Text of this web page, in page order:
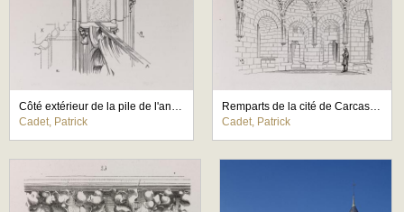
Côté extérieur de la pile de l'angle rentrant du choeur et du transept de Saint-Nazaire de Carcassonne
Cadet, Patrick
Remparts de la cité de Carcassonne, troisième étage de la tour dite du Trésau
Cadet, Patrick